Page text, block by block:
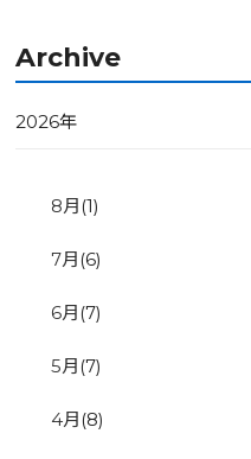
Archive
2026年
8月 (1)
7月 (6)
6月 (7)
5月 (7)
4月 (8)